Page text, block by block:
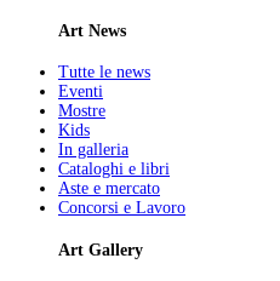
Art News
Tutte le news
Eventi
Mostre
Kids
In galleria
Cataloghi e libri
Aste e mercato
Concorsi e Lavoro
Art Gallery